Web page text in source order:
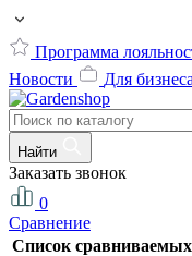
Программа
Новости
Для бизнеса
Найти
Заказать звонок
0
Сравнение
Список